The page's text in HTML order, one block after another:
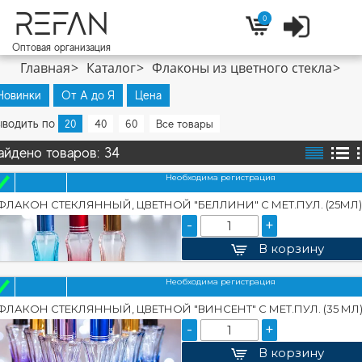
REFAN
Оптовая организация
Корзина
0 Войти
Главная Каталог Флаконы из цветного стекла
От А до Я Цена
по 20 40 60 Все товары
товаров: 34
Необходима регистрация
СТЕКЛЯННЫЙ, ЦВЕТНОЙ "БЕЛЛИНИ" С МЕТ.ПУЛ. (25МЛ)
- +
В корзину
Необходима регистрация
СТЕКЛЯННЫЙ, ЦВЕТНОЙ "ВИНСЕНТ" С МЕТ.ПУЛ. (35 МЛ)
- +
В корзину